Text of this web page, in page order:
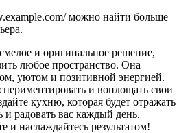
можно найти больше
и оригинальное решение,
любое пространство. Она
уютом и позитивной энергией.
и воплощать свои
кухню, которая будет отражать
радовать вас каждый день.
и наслаждайтесь результатом!